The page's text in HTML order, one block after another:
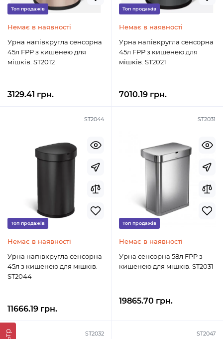
Топ продажів
Немає в наявності
Урна напівкругла сенсорна
45л FPP з кишенею для
мішків. ST2012
3129.41 грн.
Топ продажів
Немає в наявності
Урна напівкругла сенсорна
45л FPP з кишенею для
мішків. ST2021
7010.19 грн.
ST2044
Топ продажів
Немає в наявності
Урна напівкругла сенсорна
45л з кишенею для мішків.
ST2044
11666.19 грн.
ST2031
Топ продажів
Немає в наявності
Урна сенсорна 58л FPP з
кишенею для мішків. ST2031
19865.70 грн.
ST2032 ST2047